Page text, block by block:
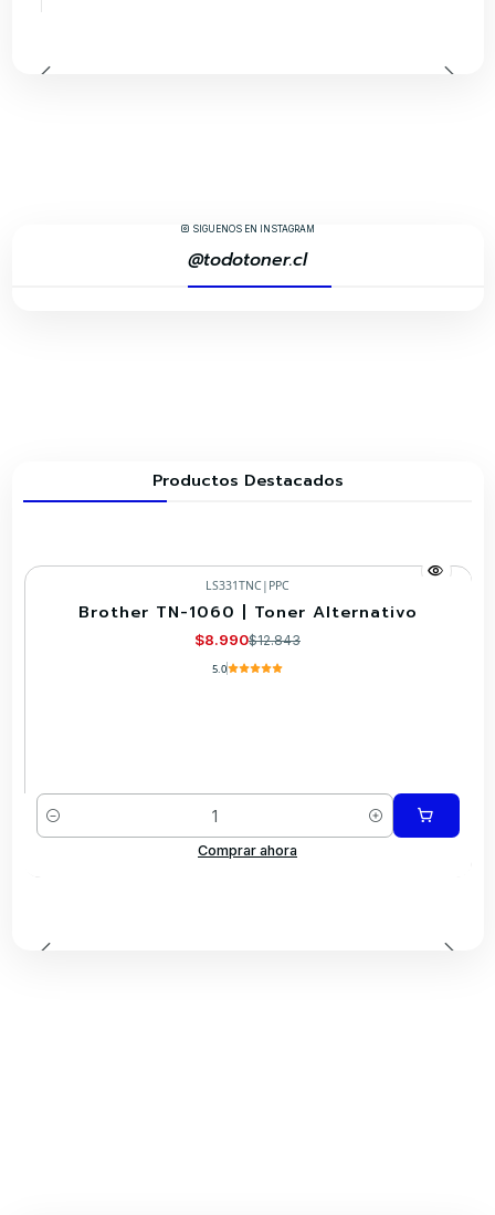
SÍGUENOS EN INSTAGRAM
@todotoner.cl
Productos Destacados
-30%
LS331TNC | PPC
Brother TN-1060 | Toner Alternativo
$8.990$12.843
5.0
Cantidad
Comprar ahora